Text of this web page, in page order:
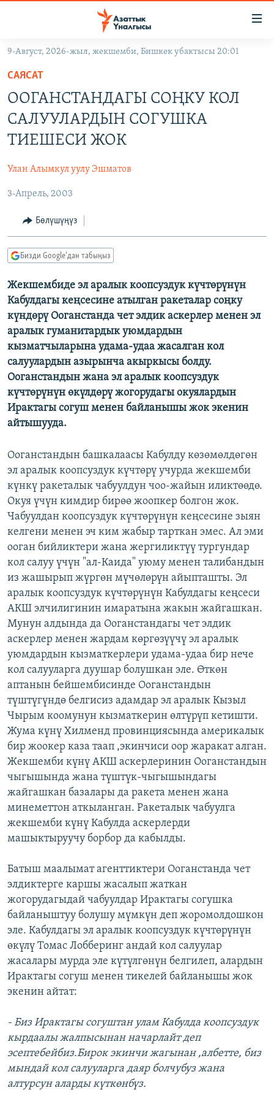
Навигацияга
өтүңүз
Издөөгө
салыңыз
САЯСАТ
МАДАНИЯТ
ДҮЙНӨ
УКРАИНА
ТВ ПРОГРАММАЛАР
БҮГҮН АЗАТТЫКТА
ЭКСПЕРТТЕР ТАЛДАЙТ
ДАНИСТЕ
ЭЖЕ-СИҢДИЛЕР
АЗАТТЫК+
ЫҢГАЙСЫЗ СУРООЛОР
ПОДКАСТ
ӨЗГӨЧӨ ПИКИР
Русский
ОНЛАЙН ШЕРИНЕ
ЭЕ/АРнун бардык сайттары
9-Август, 2026-жыл, жекшемби, Бишкек убактысы 20:01
САЯСАТ
ООГАНСТАНДАГЫ СОҢКУ КОЛ
САЛУУЛАРДЫН СОГУШКА
ТИЕШЕСИ ЖОК
Улан Алымкул уулу Эшматов
3-Апрель, 2003
Бөлүшүңүз
Бизди Google'дан табыңыз
Жекшембиде эл аралык коопсуздук күчтөрүнүн
Кабулдагы кеңсесине атылган ракеталар соңку
күндөрү Ооганстанда чет элдик аскерлер менен эл
аралык гуманитардык уюмдардын
кызматчыларына удама-удаа жасалган кол
салуулардын азырынча акыркысы болду.
Ооганстандын жана эл аралык коопсуздук
күчтөрүнүн өкүлдөрү жогорудагы окуялардын
Ирактагы согуш менен байланышы жок экенин
айтышууда.
Ооганстандын башкалаасы Кабулду көзөмөлдөгөн
эл аралык коопсуздук күчтөрү учурда жекшемби
күнкү ракеталык чабуулдун чоо-жайын иликтөөдө.
Окуя үчүн кимдир бирөө жоопкер болгон жок.
Чабуулдан коопсуздук күчтөрүнүн кеңсесине зыян
келгени менен эч ким жабыр тарткан эмес. Ал эми
ооган бийликтери жана жергиликтүү тургундар
кол салуу үчүн "ал-Каида" уюму менен талибандын
из жашырып жүргөн мүчөлөрүн айыпташты. Эл
аралык коопсуздук күчтөрүнүн Кабулдагы кеңсеси
АКШ элчилигинин имаратына жакын жайгашкан.
Мунун алдында да Ооганстандагы чет элдик
аскерлер менен жардам көргөзүүчү эл аралык
уюмдардын кызматкерлери удама-удаа бир нече
кол салууларга дуушар болушкан эле. Өткөн
аптанын бейшембисинде Ооганстандын
түштүгүндө белгисиз адамдар эл аралык Кызыл
Чырым коомунун кызматкерин өлтүрүп кетишти.
Жума күнү Хилменд провинциясында америкалык
бир жоокер каза таап ,экинчиси оор жаракат алган.
Жекшемби күнү АКШ аскерлеринин Ооганстандын
чыгышында жана түштүк-чыгышындагы
жайгашкан базалары да ракета менен жана
минеметтон аткыланган. Ракеталык чабуулга
жекшемби күнү Кабулда аскерлерди
машыктыруучу борбор да кабылды.
Батыш маалымат агенттиктери Ооганстанда чет
элдиктерге каршы жасалып жаткан
жогорудагыдай чабуулдар Ирактагы согушка
байланыштуу болушу мүмкүн деп жоромолдошкон
эле. Кабулдагы эл аралык коопсуздук күчтөрүнүн
өкүлү Томас Лобберинг андай кол салуулар
жасалары мурда эле күтүлгөнүн белгилеп, алардын
Ирактагы согуш менен тикелей байланышы жок
экенин айтат:
- Биз Ирактагы согуштан улам Кабулда коопсуздук
кырдаалы жалпысынан начарлайт деп
эсептебейбиз.Бирок экинчи жагынан ,албетте, биз
мындай кол салууларга даяр болчубуз жана
алтурсун аларды күткөнбүз.